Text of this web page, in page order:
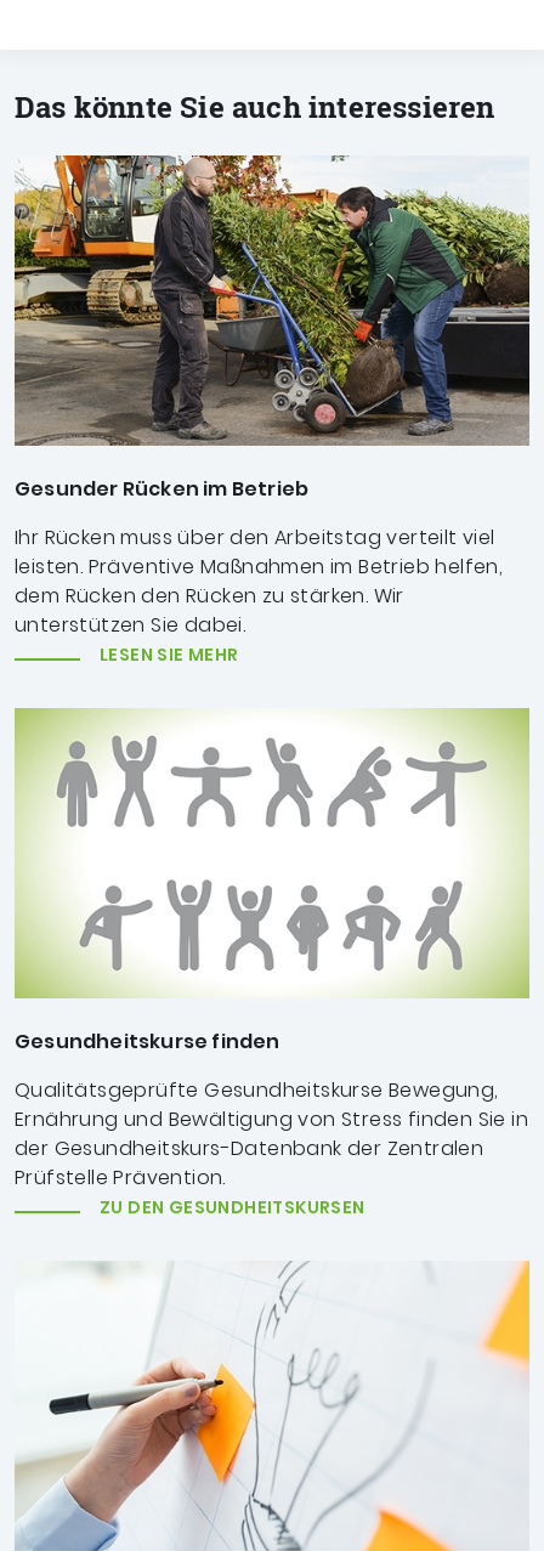
Das könnte Sie auch interessieren
Gesunder Rücken im Betrieb
Ihr Rücken muss über den Arbeitstag verteilt viel
leisten. Präventive Maßnahmen im Betrieb helfen,
dem Rücken den Rücken zu stärken. Wir
unterstützen Sie dabei.
LESEN SIE MEHR
Gesundheitskurse finden
Qualitätsgeprüfte Gesundheitskurse Bewegung,
Ernährung und Bewältigung von Stress finden Sie in
der Gesundheitskurs-Datenbank der Zentralen
Prüfstelle Prävention.
ZU DEN GESUNDHEITSKURSEN